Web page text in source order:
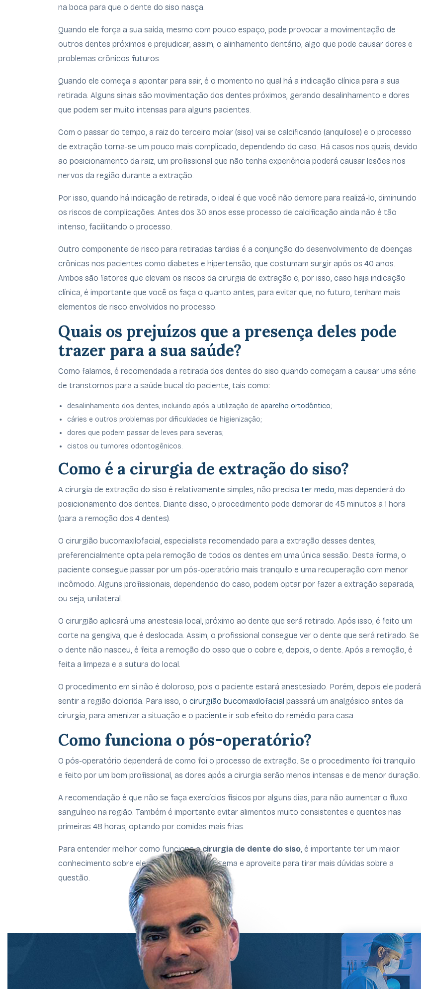
na boca para que o dente do siso nasça.
Quando ele força a sua saída, mesmo com pouco espaço, pode provocar a movimentação de
outros dentes próximos e prejudicar, assim, o alinhamento dentário, algo que pode causar dores e
problemas crônicos futuros.
Quando ele começa a apontar para sair, é o momento no qual há a indicação clínica para a sua
retirada. Alguns sinais são movimentação dos dentes próximos, gerando desalinhamento e dores
que podem ser muito intensas para alguns pacientes.
Com o passar do tempo, a raiz do terceiro molar (siso) vai se calcificando (anquilose) e o processo
de extração torna-se um pouco mais complicado, dependendo do caso. Há casos nos quais, devido
ao posicionamento da raiz, um profissional que não tenha experiência poderá causar lesões nos
nervos da região durante a extração.
Por isso, quando há indicação de retirada, o ideal é que você não demore para realizá-lo, diminuindo
os riscos de complicações. Antes dos 30 anos esse processo de calcificação ainda não é tão
intenso, facilitando o processo.
Outro componente de risco para retiradas tardias é a conjunção do desenvolvimento de doenças
crônicas nos pacientes como diabetes e hipertensão, que costumam surgir após os 40 anos.
Ambos são fatores que elevam os riscos da cirurgia de extração e, por isso, caso haja indicação
clínica, é importante que você os faça o quanto antes, para evitar que, no futuro, tenham mais
elementos de risco envolvidos no processo.
Quais os prejuízos que a presença deles pode
trazer para a sua saúde?
Como falamos, é recomendada a retirada dos dentes do siso quando começam a causar uma série
de transtornos para a saúde bucal do paciente, tais como:
desalinhamento dos dentes, incluindo após a utilização de aparelho ortodôntico;
cáries e outros problemas por dificuldades de higienização;
dores que podem passar de leves para severas;
cistos ou tumores odontogênicos.
Como é a cirurgia de extração do siso?
A cirurgia de extração do siso é relativamente simples, não precisa ter medo, mas dependerá do
posicionamento dos dentes. Diante disso, o procedimento pode demorar de 45 minutos a 1 hora
(para a remoção dos 4 dentes).
O cirurgião bucomaxilofacial, especialista recomendado para a extração desses dentes,
preferencialmente opta pela remoção de todos os dentes em uma única sessão. Desta forma, o
paciente consegue passar por um pós-operatório mais tranquilo e uma recuperação com menor
incômodo. Alguns profissionais, dependendo do caso, podem optar por fazer a extração separada,
ou seja, unilateral.
O cirurgião aplicará uma anestesia local, próximo ao dente que será retirado. Após isso, é feito um
corte na gengiva, que é deslocada. Assim, o profissional consegue ver o dente que será retirado. Se
o dente não nasceu, é feita a remoção do osso que o cobre e, depois, o dente. Após a remoção, é
feita a limpeza e a sutura do local.
O procedimento em si não é doloroso, pois o paciente estará anestesiado. Porém, depois ele poderá
sentir a região dolorida. Para isso, o cirurgião bucomaxilofacial passará um analgésico antes da
cirurgia, para amenizar a situação e o paciente ir sob efeito do remédio para casa.
Como funciona o pós-operatório?
O pós-operatório dependerá de como foi o processo de extração. Se o procedimento foi tranquilo
e feito por um bom profissional, as dores após a cirurgia serão menos intensas e de menor duração.
A recomendação é que não se faça exercícios físicos por alguns dias, para não aumentar o fluxo
sanguíneo na região. Também é importante evitar alimentos muito consistentes e quentes nas
primeiras 48 horas, optando por comidas mais frias.
Para entender melhor como funciona acirurgia de dente do siso, é importante ter um maior
conhecimento sobre eles. Leia mais sobre o tema e aproveite para tirar mais dúvidas sobre a
questão.